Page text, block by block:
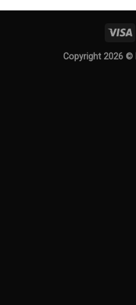
Copyright 2026 ©